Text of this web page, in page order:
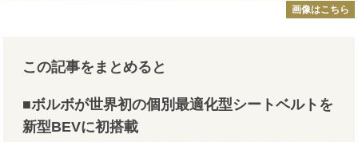
画像はこちら
この記事をまとめると
■ボルボが世界初の個別最適化型シートベルトを
新型BEVに初搭載